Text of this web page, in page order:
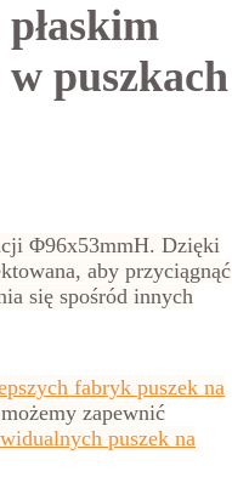
w puszkach
Φ96x53mmH. Dzięki
aby przyciągnąć
się spośród innych
fabryk puszek na
zapewnić
puszek na